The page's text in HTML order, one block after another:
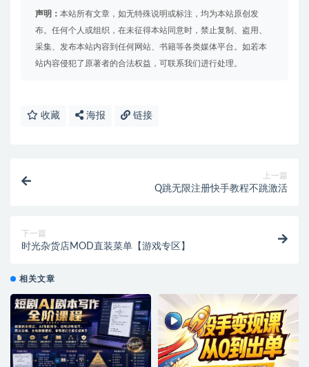
声明： 本站所有文章，如无特殊说明或标注，均为本站原创发
布。任何个人或组织，在未征得本站同意时，禁止复制、盗用、
采集、发布本站内容到任何网站、书籍等各类媒体平台。如若本
站内容侵犯了原著者的合法权益，可联系我们进行处理。
收藏 海报 链接
上一篇
Q跳无限注册快手教程不跳激活
下一篇
时光杂货店MOD直装菜单【游戏专区】
相关文章